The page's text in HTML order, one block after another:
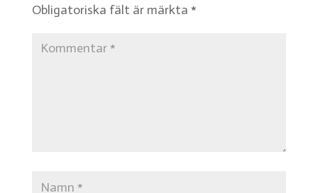
Obligatoriska fält är märkta *